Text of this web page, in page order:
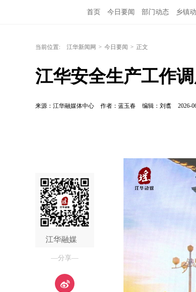
首页 今日要闻 部门动态 乡镇
当前位置: 江华新闻网 > 今日要闻 > 正文
江华安全生产工作
来源：江华融媒体中心 作者：蓝玉春 编辑：刘翥 2026-
江华融媒
—分享—